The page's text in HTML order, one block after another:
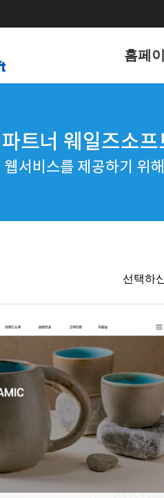
홈페
포트폴
선택하